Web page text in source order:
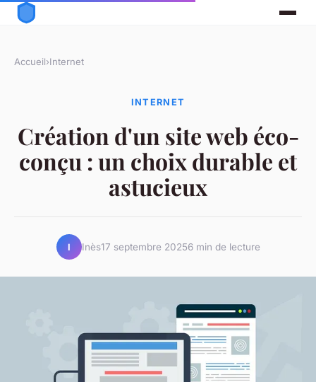
Accueil›Internet
INTERNET
Création d'un site web éco-
conçu : un choix durable et
astucieux
I Inès17 septembre 20256 min de lecture